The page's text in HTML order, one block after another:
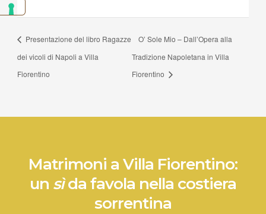
Presentazione del libro Ragazze
dei vicoli di Napoli a Villa
Fiorentino
O’ Sole Mio – Dall’Opera alla
Tradizione Napoletana in Villa
Fiorentino
Matrimoni a Villa Fiorentino:
un sìda favola nella costiera
sorrentina